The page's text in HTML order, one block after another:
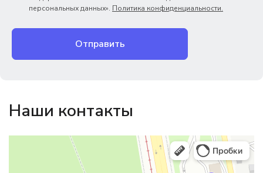
персональных данных». Политика конфиденциальности.
Отправить
Наши контакты
Магазин резинотехники
Резиновые и резинотехнические изделия в Екатеринбурге
Садовый инвентарь и техника в Екатеринбурге